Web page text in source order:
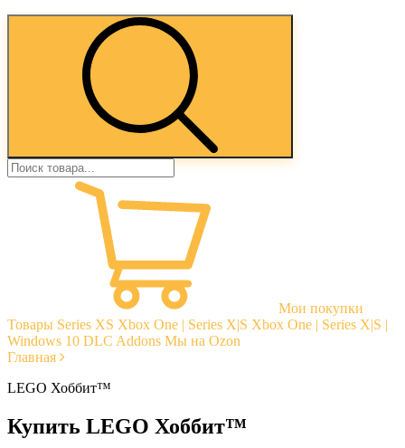
Мои покупки
Товары Series XS Xbox One | Series X|S Xbox One | Series X|S |
Windows 10 DLC Addons Мы на Ozon
Главная
LEGO Хоббит™
Купить LEGO Хоббит™